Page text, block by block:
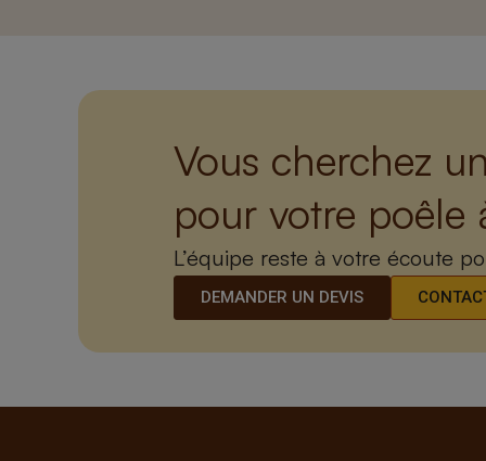
Vous cherchez
pour votre poêle
L’équipe reste à votre écoute
DEMANDER UN DEVIS